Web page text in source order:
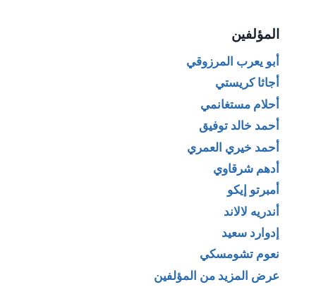
المؤلفين
أبو يعرب المرزوقي
أجاثا كريستي
أحلام مستغانمي
أحمد خالد توفيق
أحمد خيري العمري
أدهم شرقاوي
أمبرتو إيكو
أندريه لالاند
إدوارد سعيد
نعوم تشومسكي
عرض المزيد من المؤلفين